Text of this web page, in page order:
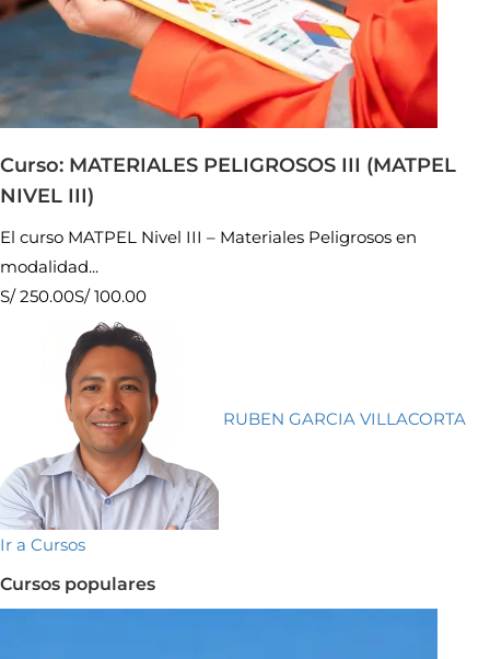
Curso: MATERIALES PELIGROSOS III (MATPEL
NIVEL III)
El curso MATPEL Nivel III – Materiales Peligrosos en
modalidad...
S/ 250.00S/ 100.00
RUBEN GARCIA VILLACORTA
Ir a Cursos
Cursos populares